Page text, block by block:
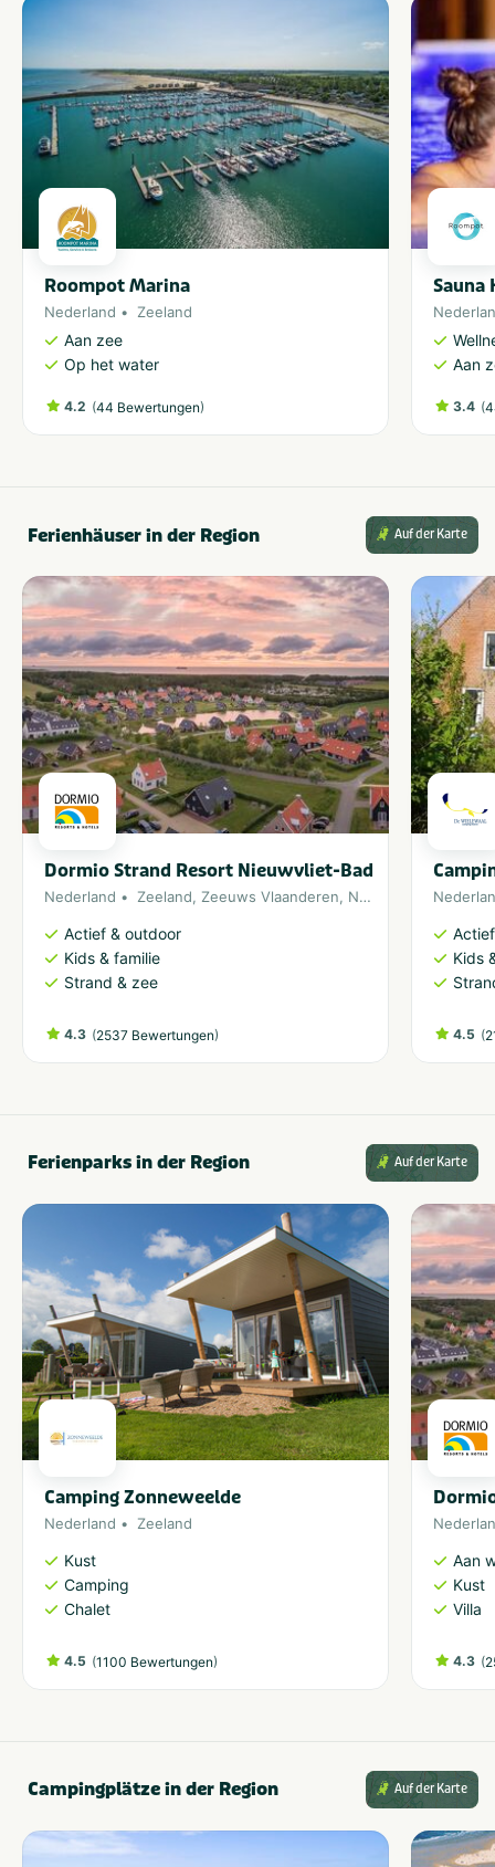
Roompot Marina
Nederland Zeeland
Aan zee
Op het water
4.2 (44 Bewertungen)
Sauna
Aan
3.4 (
Ferienhäuser in der Region Auf der Karte
Dormio Strand Resort Nieuwvliet-Bad
Nederland Zeeland, Zeeuws Vlaanderen, Noordzee
Actief & outdoor
Kids & familie
Strand & zee
4.3 (2537 Bewertungen)
Kids
4.5 (
Ferienparks in der Region Auf der Karte
Camping Zonneweelde
Nederland Zeeland
Kust
Camping
Chalet
4.5 (1100 Bewertungen)
Aan
Kust
Villa
4.3 (
Campingplätze in der Region Auf der Karte